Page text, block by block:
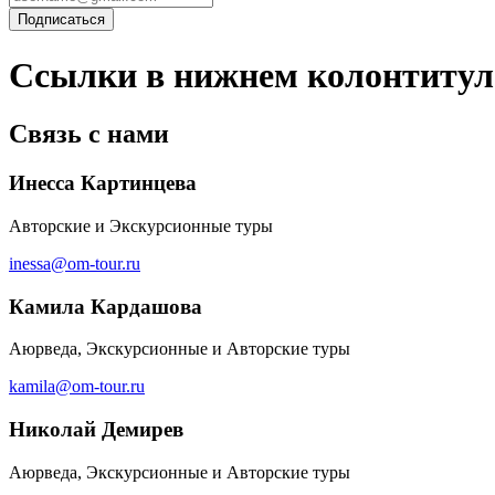
Ссылки в нижнем
Связь с нами
Инесса Картинцева
Авторские и Экскурсионные туры
inessa@om-tour.ru
Камила Кардашова
Аюрведа, Экскурсионные и Авторские туры
kamila@om-tour.ru
Николай Демирев
Аюрведа, Экскурсионные и Авторские туры